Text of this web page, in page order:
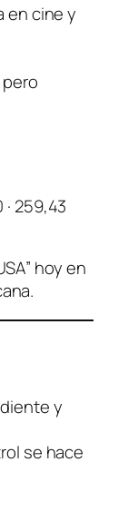
en cine y
259,43
hoy en
y
se hace